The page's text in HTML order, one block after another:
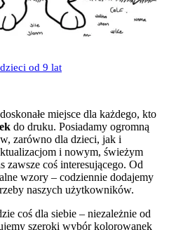
od 9 lat
miejsce dla każdego, kto
do druku. Posiadamy ogromną
zarówno dla dzieci, jak i
i nowym, świeżym
zawsze coś interesującego. Od
wzory – codziennie dodajemy
naszych użytkowników.
coś dla siebie – niezależnie od
szeroki wybór kolorowanek